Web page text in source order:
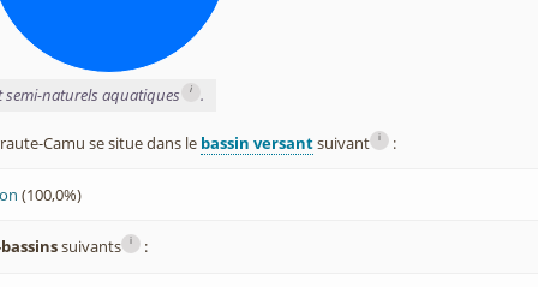
semi-naturels aquatiques i .
Camu se situe dans le bassin versantsuivant i :
(100,0%)
suivants i :